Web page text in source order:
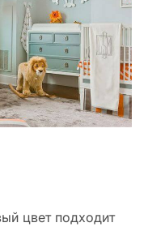
цвет подходит